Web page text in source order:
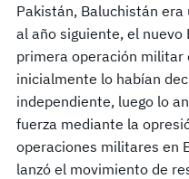
Pakistán, Baluchistán
al año siguiente, el
primera operación militar
inicialmente lo habían
independiente, luego lo
fuerza mediante la
operaciones militares en
lanzó el movimiento de